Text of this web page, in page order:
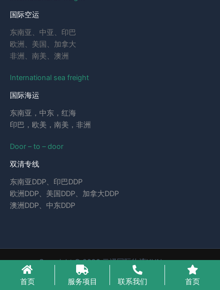
国际空运
东南亚、中亚、印巴
欧洲、美国、加拿大
非洲、南美、澳洲
International sea freight
国际海运
东南亚，中东，红海
印巴，欧美，南美，非洲
Door – to – door
双清专线
东南亚DDP、印巴DDP
欧洲DDP、美国DDP、加拿大DDP
澳洲DDP、中东DDP
Copyright © 2026 云泽国际物流YUNcargo
粤ICP备2023046221号-1
首页 服务项目 联系我们 首页